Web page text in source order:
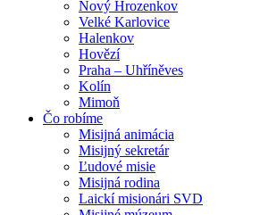
Nový Hrozenkov
Velké Karlovice
Halenkov
Hovězí
Praha – Uhříněves
Kolín
Mimoň
Čo robíme
Misijná animácia
Misijný sekretár
Ľudové misie
Misijná rodina
Laickí misionári SVD